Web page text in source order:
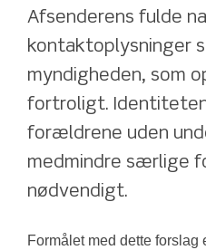
Afsenderens fulde
kontaktoplysninger
myndigheden, som
fortroligt.
forældrene uden
medmindre særlige
nødvendigt.
Formålet med dette forslag